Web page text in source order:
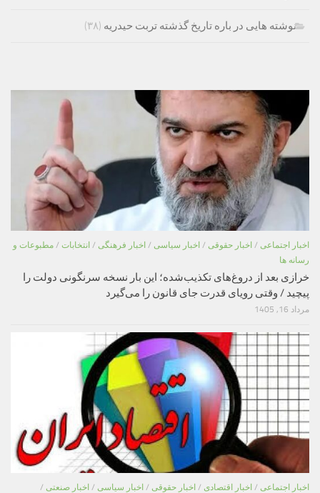
نوشته هایی در باره تاریخ گذشته تربت حیدریه (۳۸)
اخبار اجتماعی / اخبار حقوقی / اخبار سیاسی / اخبار فرهنگی / انتخابات / مطبوعات و
رسانه ها
خرازی بعد از دروغ‌های تکذیب‌شده؛ این بار نسخه سرنگونی دولت را
پیچید / وقتی رویای قدرت جای قانون را می‌گیرد
مرداد 16, 1405
اخبار اجتماعی / اخبار اقتصادی / اخبار حقوقی / اخبار سیاسی / اخبار صنعتی /